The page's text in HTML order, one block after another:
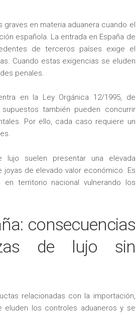
en materia aduanera cuando el
española. La entrada en España de
de terceros países exige el
Cuando estas exigencias se eluden
penales.
en la Ley Orgánica 12/1995, de
también pueden concurrir
Por ello, cada caso requiere un
lujo suelen presentar una elevada
de elevado valor económico. Es
territorio nacional vulnerando los
consecuencias
de lujo sin
relacionadas con la importación,
eluden los controles aduaneros y se